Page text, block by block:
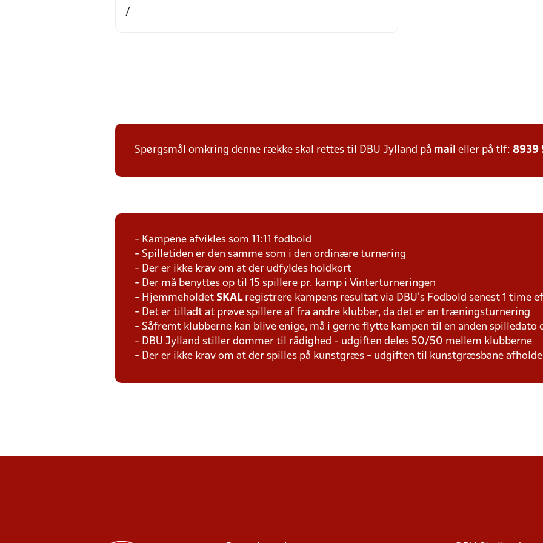
/
Spørgsmål omkring denne række skal rettes til DBU Jylland på mail eller på tlf: 8939
- Kampene afvikles som 11:11 fodbold
- Spilletiden er den samme som i den ordinære turnering
- Der er ikke krav om at der udfyldes holdkort
- Der må benyttes op til 15 spillere pr. kamp i Vinterturneringen
- Hjemmeholdet SKAL registrere kampens resultat via DBU's Fodbold senest 1 time
- Det er tilladt at prøve spillere af fra andre klubber, da det er en træningsturnering
- Såfremt klubberne kan blive enige, må i gerne flytte kampen til en anden
- DBU Jylland stiller dommer til rådighed - udgiften deles 50/50 mellem klubberne
- Der er ikke krav om at der spilles på kunstgræs - udgiften til kunstgræsbane